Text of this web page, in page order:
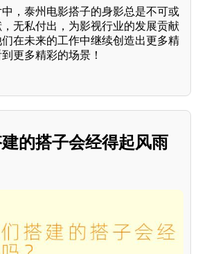
，泰州电影搭子的身影总是不可或
无私付出，为影视行业的发展贡献
在未来的工作中继续创造出更多精
更多精彩的场景！
的搭子会经得起风雨